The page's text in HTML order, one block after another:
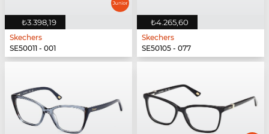
₺3.398,19
Skechers
SE50011 - 001
₺4.265,60
Skechers
SE50105 - 077